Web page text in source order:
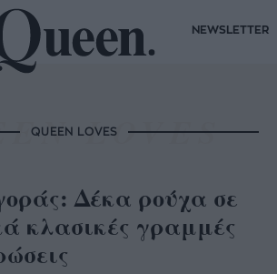
NEWSLETTER
QUEEN LOVES
Δέκα ρούχα σε
κλασικές γραμμές